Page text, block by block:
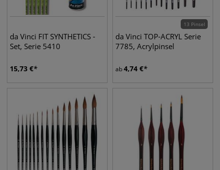
da Vinci FIT SYNTHETICS -
Set, Serie 5410
15,73 €
13 Pinsel
da Vinci TOP-ACRYL Serie
7785, Acrylpinsel
ab4,74 €